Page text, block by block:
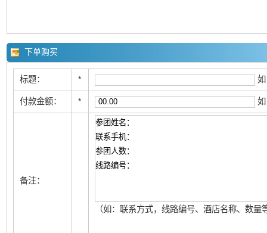
下单购买
标题： *
付款金额： *
备注：
（如：联系方式，线路编号、酒店名称、数量